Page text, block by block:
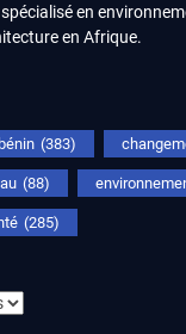
en
en Afrique.
bénin (383)
(88)
(285)